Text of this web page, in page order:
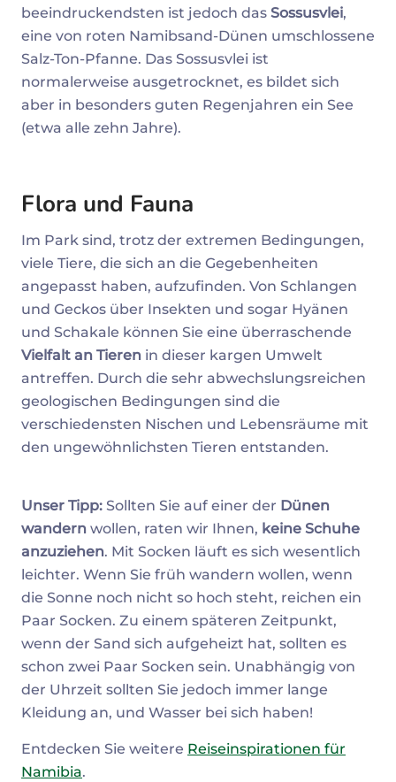
beeindruckendsten ist jedoch das Sossusvlei,
eine von roten Namibsand-Dünen umschlossene
Salz-Ton-Pfanne. Das Sossusvlei ist
normalerweise ausgetrocknet, es bildet sich
aber in besonders guten Regenjahren ein See
(etwa alle zehn Jahre).
Flora und Fauna
Im Park sind, trotz der extremen Bedingungen,
viele Tiere, die sich an die Gegebenheiten
angepasst haben, aufzufinden. Von Schlangen
und Geckos über Insekten und sogar Hyänen
und Schakale können Sie eine überraschende
Vielfalt an Tieren in dieser kargen Umwelt
antreffen. Durch die sehr abwechslungsreichen
geologischen Bedingungen sind die
verschiedensten Nischen und Lebensräume mit
den ungewöhnlichsten Tieren entstanden.
Unser Tipp: Sollten Sie auf einer der Dünen
wandern wollen, raten wir Ihnen, keine Schuhe
anzuziehen. Mit Socken läuft es sich wesentlich
leichter. Wenn Sie früh wandern wollen, wenn
die Sonne noch nicht so hoch steht, reichen ein
Paar Socken. Zu einem späteren Zeitpunkt,
wenn der Sand sich aufgeheizt hat, sollten es
schon zwei Paar Socken sein. Unabhängig von
der Uhrzeit sollten Sie jedoch immer lange
Kleidung an, und Wasser bei sich haben!
Entdecken Sie weitere Reiseinspirationen für
Namibia.